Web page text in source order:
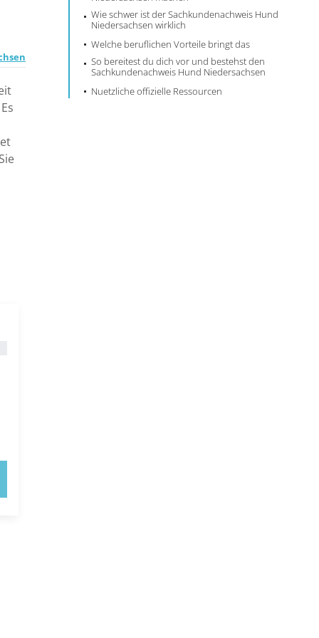
Wie schwer ist der Sachkundenachweis Hund
Niedersachsen wirklich
Welche beruflichen Vorteile bringt das
So bereitest du dich vor und bestehst den
Sachkundenachweis Hund Niedersachsen
Nuetzliche offizielle Ressourcen